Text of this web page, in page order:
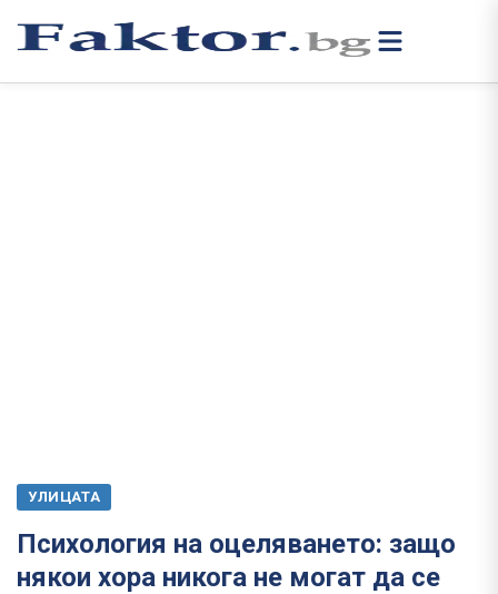
УЛИЦАТА
Психология на оцеляването: защо
някои хора никога не могат да се